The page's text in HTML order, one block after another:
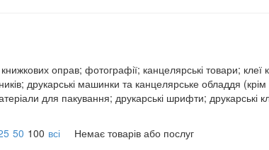
оправ; фотографії; канцелярські товари; клеї
друкарські машинки та канцелярське обладдя (крім
для пакування; друкарські шрифти; друкарські
50 100 всі
Немає товарів або послуг